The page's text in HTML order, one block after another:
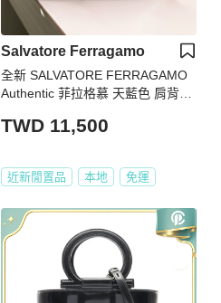
Salvatore Ferragamo
全新 SALVATORE FERRAGAMO
Authentic 菲拉格慕 天藍色 肩背包
TWD 11,500
近新閒置品 本地 免運